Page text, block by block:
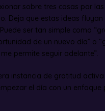
sobre tres cosas por
Deja que estas ideas fluyan
ser tan simple como
de un nuevo día” o
permite seguir adelante”.
instancia de gratitud
el día con un enfoque